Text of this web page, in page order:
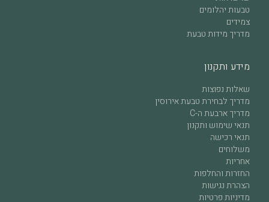
טבעות יהלומים
צמידים
מדריך מידות טבעת
מידע ותקנון
שאלות נפוצות
מדריך לבחירת טבעת אירוסין
מדריך ארבעת ה-C
תנאי שימוש ותקנון
תנאי רכישה
משלוחים
אחריות
החזרות והחלפות
הצהרת נגישות
מדיניות פרטיות